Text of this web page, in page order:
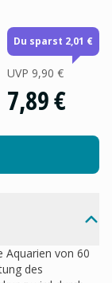
Aquarien von 60
des
Du sparst 2,01 €
UVP 9,90 €
7,89 €